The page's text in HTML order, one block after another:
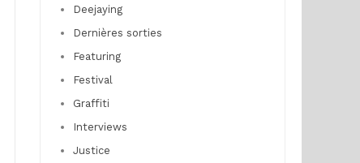
Deejaying
Dernières sorties
Featuring
Festival
Graffiti
Interviews
Justice